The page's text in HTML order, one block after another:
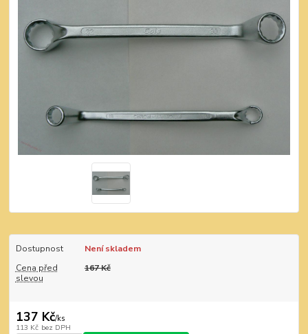
Dostupnost
Není skladem
Cena před
slevou
167 Kč
137 Kč/ks
113 Kč bez DPH